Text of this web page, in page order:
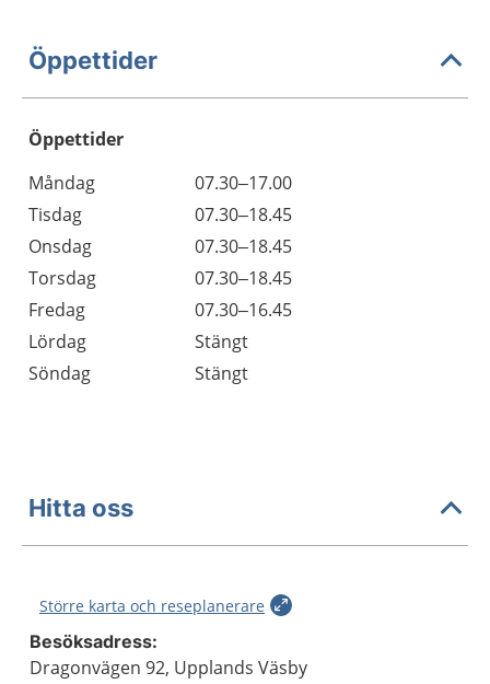
Öppettider
Öppettider
Dag
Öppettider
Kommentarer
Måndag
07.30–17.00
Tisdag
07.30–18.45
Onsdag
07.30–18.45
Torsdag
07.30–18.45
Fredag
07.30–16.45
Lördag
Stängt
Söndag
Stängt
Hitta oss
Större karta och reseplanerare
Besöksadress:
Dragonvägen 92, Upplands Väsby